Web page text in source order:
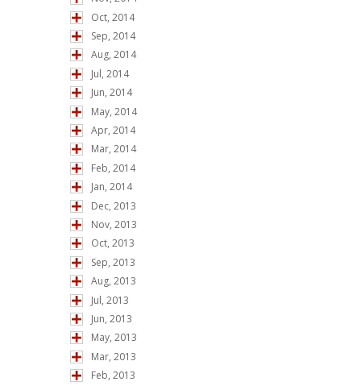
Oct, 2014
Sep, 2014
Aug, 2014
Jul, 2014
Jun, 2014
May, 2014
Apr, 2014
Mar, 2014
Feb, 2014
Jan, 2014
Dec, 2013
Nov, 2013
Oct, 2013
Sep, 2013
Aug, 2013
Jul, 2013
Jun, 2013
May, 2013
Mar, 2013
Feb, 2013